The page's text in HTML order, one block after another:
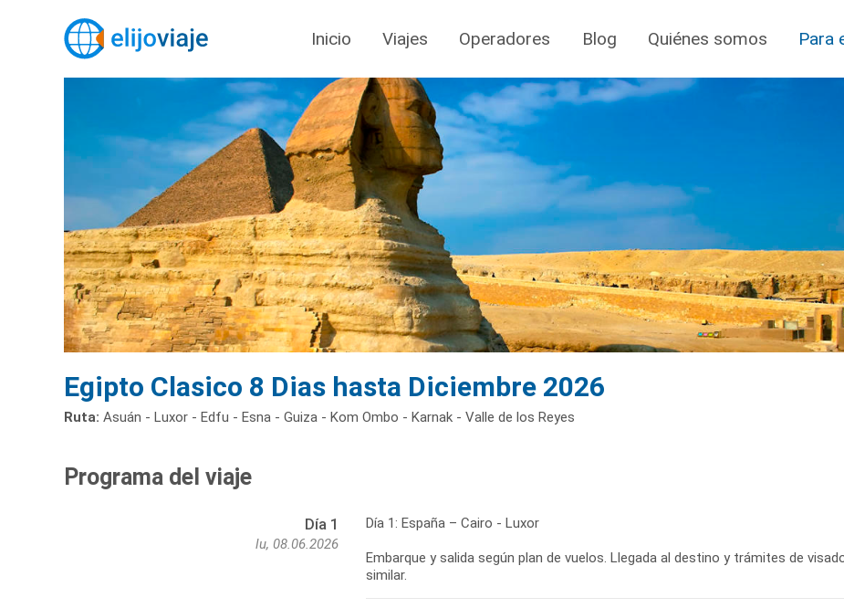
Inicio Viajes Operadores Blog Quiénes somos Para
Egipto Clasico 8 Dias hasta Diciembre 2026
Ruta: Asuán - Luxor - Edfu - Esna - Guiza - Kom Ombo - Karnak - Valle de los Reyes
Programa del viaje
Día 1
lu, 08.06.2026
Día 1: España – Cairo - Luxor
Embarque y salida según plan de vuelos. Llegada al destino y trámites de
similar.